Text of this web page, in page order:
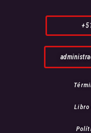
Libro